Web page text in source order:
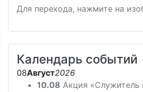
Для перехода, нажмите на
Календарь событий
08Август2026
10.08 Акция «Служитель